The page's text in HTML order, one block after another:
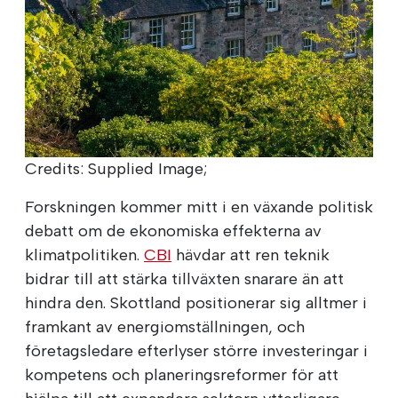
Credits: Supplied Image;
Forskningen kommer mitt i en växande politisk
debatt om de ekonomiska effekterna av
klimatpolitiken. CBI hävdar att ren teknik
bidrar till att stärka tillväxten snarare än att
hindra den. Skottland positionerar sig alltmer i
framkant av energiomställningen, och
företagsledare efterlyser större investeringar i
kompetens och planeringsreformer för att